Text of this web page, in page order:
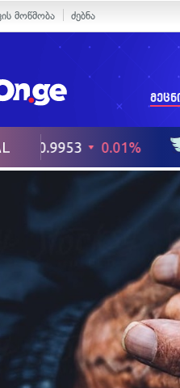
მოწმობა ძებნა